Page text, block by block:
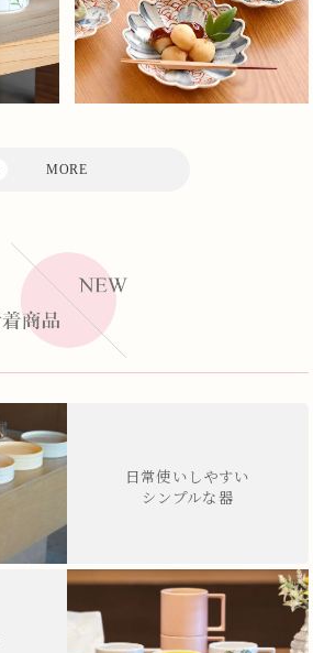
日常使いしやすい
シンプルな器